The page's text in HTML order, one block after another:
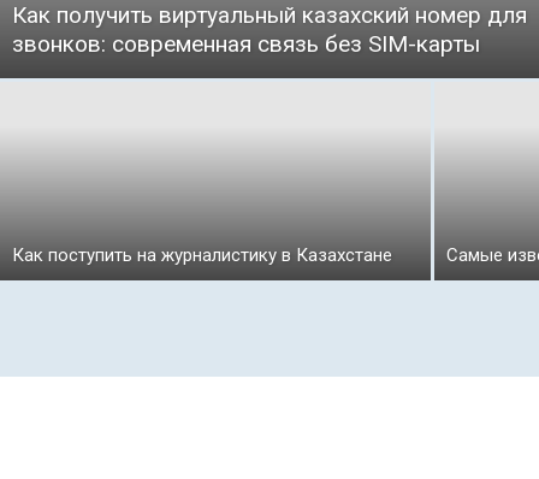
Как получить виртуальный казахский номер для
звонков: современная связь без SIM-карты
Как поступить на журналистику в Казахстане Самые